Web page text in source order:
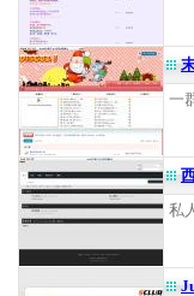
一
私